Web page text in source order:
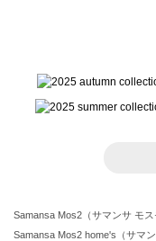
Samansa Mos2（サマンサ モ
Samansa Mos2 home's（サマ